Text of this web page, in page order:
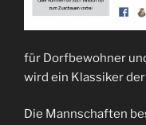
für Dorfbewohner
wird ein Klassiker
Die Mannschaften